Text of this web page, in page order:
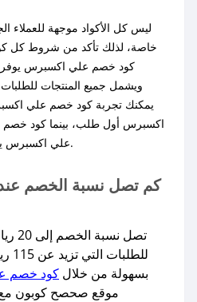
ليس كل الأكواد موجهة للعملاء
خاصة، لذلك تأكد من شروط كل
يمكنك تجربة كود خصم علي
علي اكسبرس يقدمان عروضاً موسمية قوية.
كم تصل نسبة الخصم
تصل
بسهولة من خلال كود خصم
موقع صحصح كوبون